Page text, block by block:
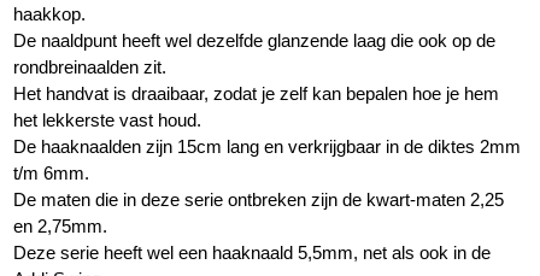
haakkop.
De naaldpunt heeft wel dezelfde glanzende laag die ook op de
rondbreinaalden zit.
Het handvat is draaibaar, zodat je zelf kan bepalen hoe je hem
het lekkerste vast houd.
De haaknaalden zijn 15cm lang en verkrijgbaar in de diktes 2mm
t/m 6mm.
De maten die in deze serie ontbreken zijn de kwart-maten 2,25
en 2,75mm.
Deze serie heeft wel een haaknaald 5,5mm, net als ook in de